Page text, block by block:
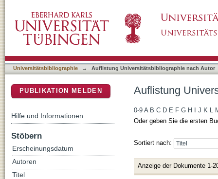
Universitätsbibliographie → Auflistung Universitätsbibliographie nach Autor
Auflistung
0-9 A B C D E F G H J K L
Oder geben Sie die ersten
Sortiert nach:
Anzeige der Dokumente 1-
PUBLIKATION MELDEN
Hilfe und Informationen
Stöbern
Erscheinungsdatum
Autoren
Titel